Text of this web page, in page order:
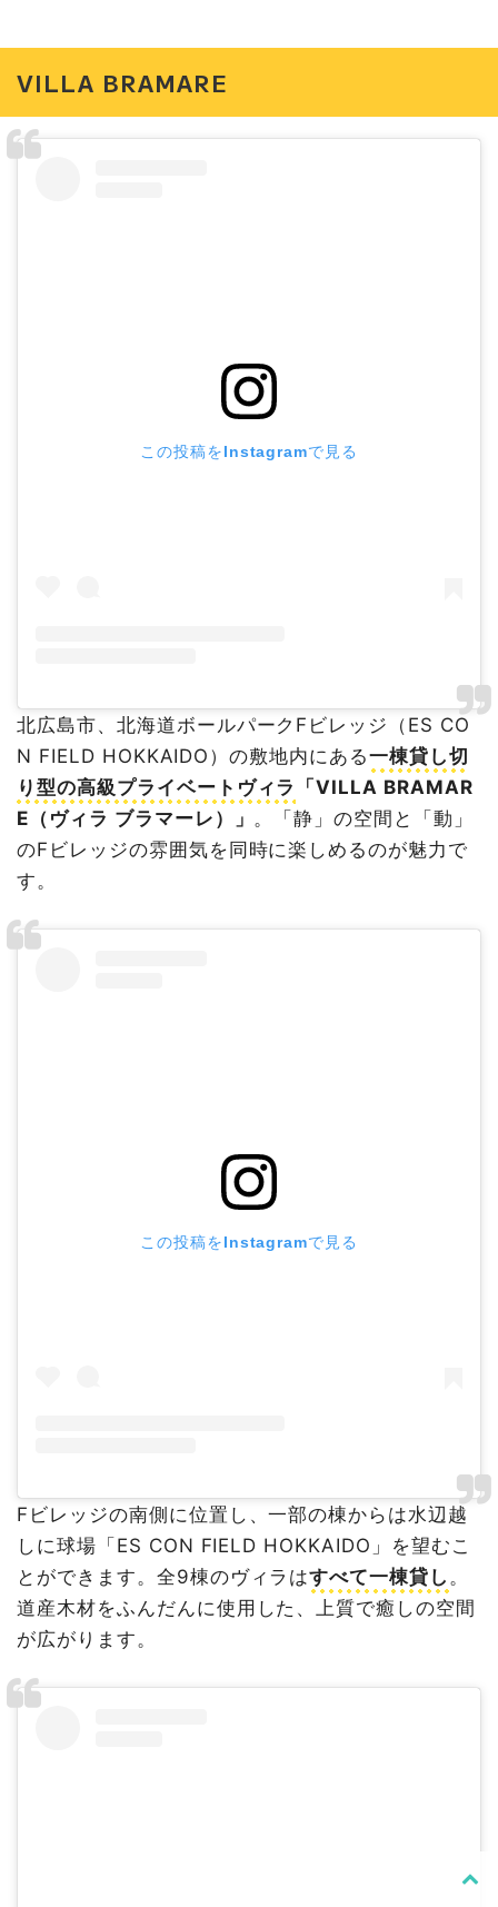
VILLA BRAMARE
この投稿をInstagramで見る
北広島市、北海道ボールパークFビレッジ（ES CO
N FIELD HOKKAIDO）の敷地内にある一棟貸し切
り型の高級プライベートヴィラ
「VILLA BRAMAR
E（ヴィラ ブラマーレ）」 。「静」の空間と「動」
のFビレッジの雰囲気を同時に楽しめるのが魅力で
す。
この投稿をInstagramで見る
Fビレッジの南側に位置し、一部の棟からは水辺越
しに球場「ES CON FIELD HOKKAIDO」を望むこ
とができます。全9棟のヴィラはすべて一棟貸し 。
道産木材をふんだんに使用した、上質で癒しの空間
が広がります。